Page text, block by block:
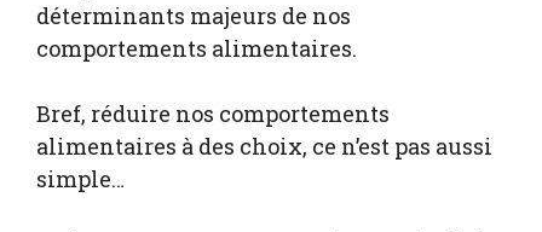
déterminants majeurs de nos
comportements alimentaires.
Bref, réduire nos comportements
alimentaires à des choix, ce n’est pas aussi
simple…